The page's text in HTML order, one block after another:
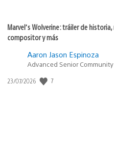
Marvel’s Wolverine: tráiler de
compositor y más
Aaron Jason Espinoza
Advanced Senior
Fecha
23/07/2026 7